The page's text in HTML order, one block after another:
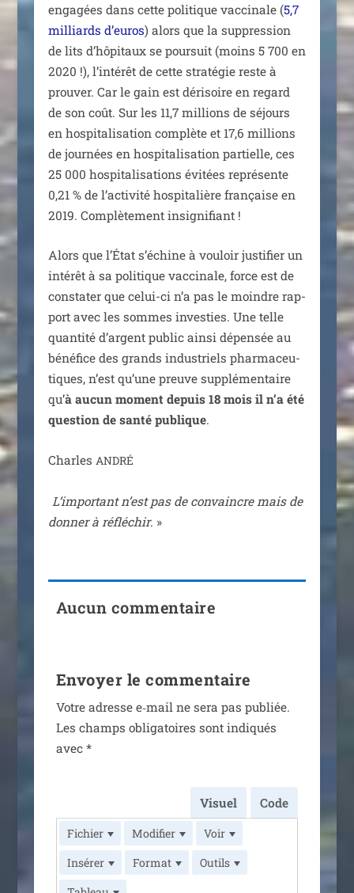
enga­gées dans cette poli­tique vac­ci­nale (5,7
mil­liards d’euros) alors que la sup­pres­sion
de lits d’hôpitaux se pour­suit (moins 5 700 en
2020 !), l’intérêt de cette stra­té­gie reste à
prou­ver. Car le gain est déri­soire en regard
de son coût. Sur les 11,7 mil­lions de séjours
en hos­pi­ta­li­sa­tion com­plète et 17,6 mil­lions
de jour­nées en hos­pi­ta­li­sa­tion par­tielle, ces
25 000 hos­pi­ta­li­sa­tions évi­tées repré­sente
0,21 % de l’activité hos­pi­ta­lière fran­çaise en
2019. Complètement insignifiant !
Alors que l’État s’échine à vou­loir jus­ti­fier un
inté­rêt à sa poli­tique vac­ci­nale, force est de
consta­ter que celui-ci n’a pas le moindre rap­
port avec les sommes inves­ties. Une telle
quan­ti­té d’argent public ain­si dépen­sée au
béné­fice des grands indus­triels phar­ma­ceu­
tiques, n’est qu’une preuve sup­plé­men­taire
qu’à aucun moment depuis 18 mois il n’a été
ques­tion de san­té publique.
Charles ANDRÉ
L’important n’est pas de convaincre mais de
don­ner à réflé­chir. »
Aucun commentaire
Envoyer le commentaire
Votre adresse e‑mail ne sera pas publiée.
Les champs obli­ga­toires sont indi­qués
avec *
Visuel Code
Fichier Modifier
Voir
Insérer
Format
Outils